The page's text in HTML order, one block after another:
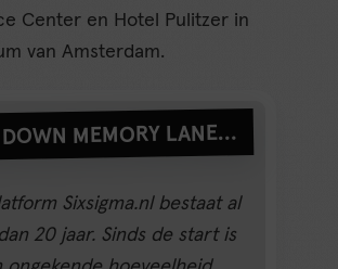
Center en Hotel Pulitzer in
van Amsterdam.
MEMORY LANE…
Sixsigma.nl bestaat al
20 jaar. Sinds de start is